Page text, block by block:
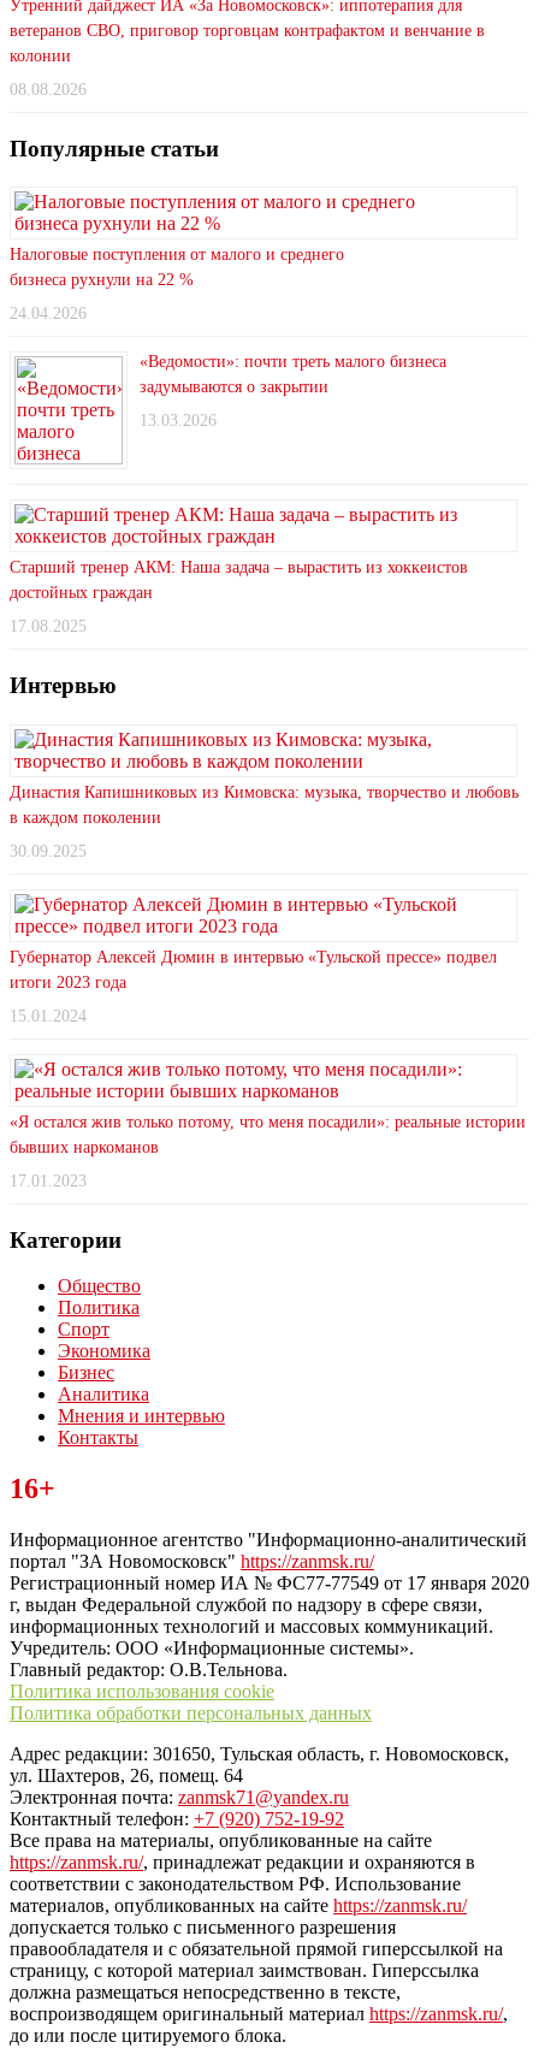
Утренний дайджест ИА «За Новомосковск»: иппотерапия для
ветеранов СВО, приговор торговцам контрафактом и венчание в
колонии
08.08.2026
Популярные статьи
Налоговые поступления от малого и среднего
бизнеса рухнули на 22 %
24.04.2026
«Ведомости»: почти треть малого бизнеса
задумываются о закрытии
13.03.2026
Старший тренер АКМ: Наша задача – вырастить из хоккеистов
достойных граждан
17.08.2025
Интервью
Династия Капишниковых из Кимовска: музыка, творчество и любовь
в каждом поколении
30.09.2025
Губернатор Алексей Дюмин в интервью «Тульской прессе» подвел
итоги 2023 года
15.01.2024
«Я остался жив только потому, что меня посадили»: реальные истории
бывших наркоманов
17.01.2023
Категории
Общество
Политика
Спорт
Экономика
Бизнес
Аналитика
Мнения и интервью
Контакты
Читайте последние новости дня в Тульской области на сайте
“ЗаНовомосковск”
16+
Информационное агентство "Информационно-аналитический
портал "ЗА Новомосковск" https://zanmsk.ru/
Регистрационный номер ИА № ФС77-77549 от 17 января 2020
г, выдан Федеральной службой по надзору в сфере связи,
информационных технологий и массовых коммуникаций.
Учредитель: ООО «Информационные системы».
Главный редактор: О.В.Тельнова.
Политика использования cookie
Политика обработки персональных данных
Адрес редакции: 301650, Тульская область, г. Новомосковск,
ул. Шахтеров, 26, помещ. 64
Электронная почта: zanmsk71@yandex.ru
Контактный телефон: +7 (920) 752-19-92
Все права на материалы, опубликованные на сайте
https://zanmsk.ru/, принадлежат редакции и охраняются в
соответствии с законодательством РФ. Использование
материалов, опубликованных на сайте https://zanmsk.ru/
допускается только с письменного разрешения
правообладателя и с обязательной прямой гиперссылкой на
страницу, с которой материал заимствован. Гиперссылка
должна размещаться непосредственно в тексте,
воспроизводящем оригинальный материал https://zanmsk.ru/,
до или после цитируемого блока.